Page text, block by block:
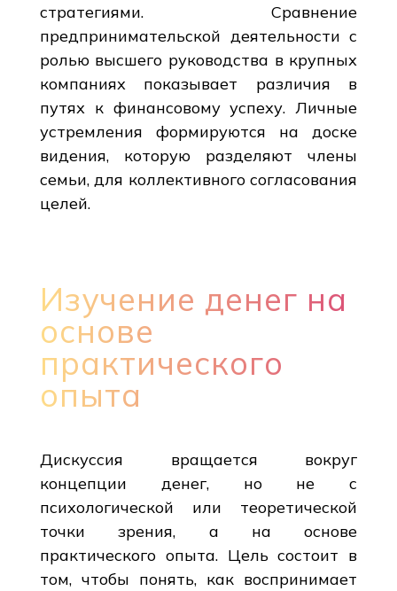
стратегиями. Сравнение
предпринимательской деятельности с
ролью высшего руководства в крупных
компаниях показывает различия в
путях к финансовому успеху. Личные
устремления формируются на доске
видения, которую разделяют члены
семьи, для коллективного согласования
целей.
Изучение денег на
основе
практического
опыта
Дискуссия вращается вокруг
концепции денег, но не с
психологической или теоретической
точки зрения, а на основе
практического опыта. Цель состоит в
том, чтобы понять, как воспринимает